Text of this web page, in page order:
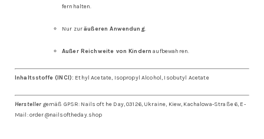
fernhalten.
Nur zuräußeren Anwendung.
Außer Reichweite von Kindern aufbewahren.
Inhaltsstoffe (INCI): Ethyl Acetate, Isopropyl Alcohol, Isobutyl Acetate
Hersteller gemäß GPSR: Nails oft he Day, 03126, Ukraine, Kiew, Kachalowa-Straße 6, E-
Mail: order@nailsoftheday.shop